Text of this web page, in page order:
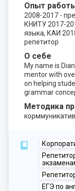
Опыт
2008-2017 -
КНИТУ 2017-
языка, КАИ
репетитор
О себе
My name is
mentor with
on helping
grammar
Методика
ЕГЭ по